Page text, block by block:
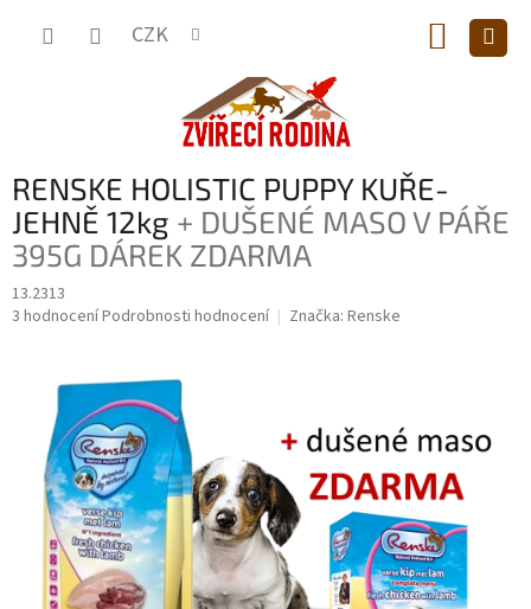
CZK
KOŠÍK
RENSKE HOLISTIC PUPPY KUŘE-
JEHNĚ 12kg + DUŠENÉ MASO V PÁŘE
395G DÁREK ZDARMA
13.2313
Průměrné
hvězdiček.
3 hodnoceníPodrobnosti hodnocení Značka: Renske